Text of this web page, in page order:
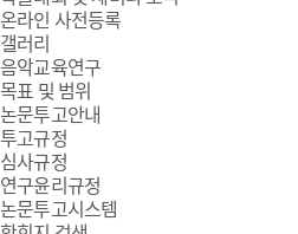
온라인 사전등록
갤러리
음악교육연구
목표 및 범위
논문투고안내
투고규정
심사규정
연구윤리규정
논문투고시스템